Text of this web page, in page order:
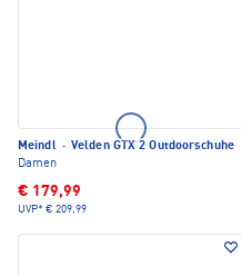
Meindl · Velden GTX 2 Outdoorschuhe
Damen
€ 179,99
UVP* € 209,99